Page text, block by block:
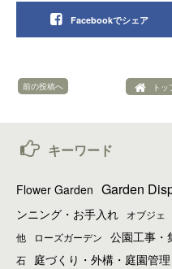
Facebookでシェア
前の投稿へ ト
キーワード
Flower Garden Garden
ンニング・お手入れ
オブジェ
他
ローズガーデン 公園工事・
石
庭づくり・外構・庭園管理